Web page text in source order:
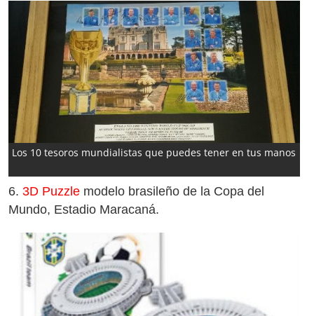
Los 10 tesoros mundialistas que puedes tener en tus manos
6. 3D Puzzle modelo brasileño de la Copa del
Mundo, Estadio Maracaná.